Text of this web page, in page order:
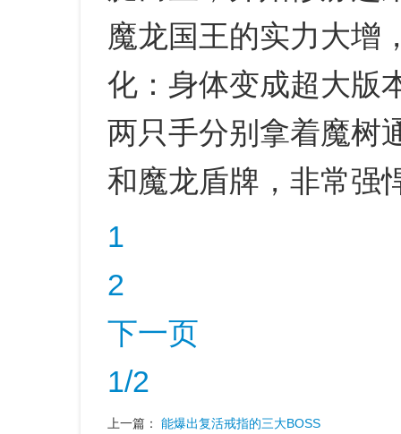
魔龙国王的实力大增
化：身体变成超大版
两只手分别拿着魔树
和魔龙盾牌，非常强
1
2
下一页
1/2
上一篇： 能爆出复活戒指的三大BOSS